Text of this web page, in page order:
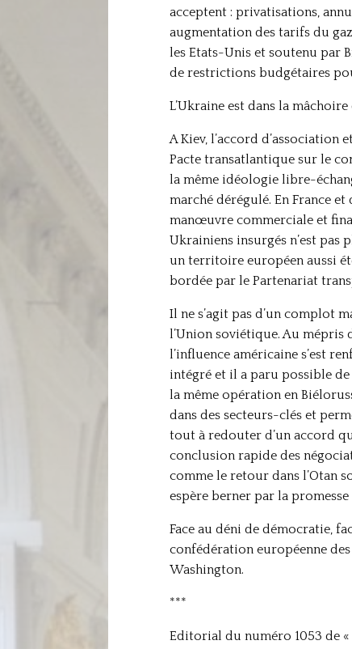
acceptent : privatisations,
augmentation des tarifs du
les Etats-Unis et soutenu par
de restrictions budgétaires
L’Ukraine est dans la
A Kiev, l’accord
Pacte transatlantique sur le
la même idéologie libre-
marché dérégulé. En France
manœuvre commerciale et
Ukrainiens insurgés n’est
un territoire européen aussi
bordée par le Partenariat
Il ne s’agit pas d’un complot
l’Union soviétique. Au mépris
l’influence américaine s’est
intégré et il a paru possible
la même opération en
dans des secteurs-clés et
tout à redouter d’un accord
conclusion rapide des
comme le retour dans l’Otan
espère berner par la promesse
Face au déni de démocratie,
confédération européenne des
Washington.
***
Editorial du numéro 1053 de «